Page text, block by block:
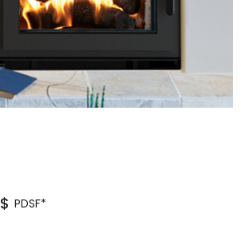
$ PDSF*